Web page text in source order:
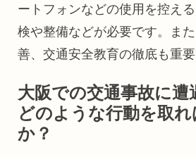
ートフォンなどの使用を控え
検や整備などが必要です。ま
善、交通安全教育の徹底も重要
大阪での交通事故に遭
どのような行動を取
か？